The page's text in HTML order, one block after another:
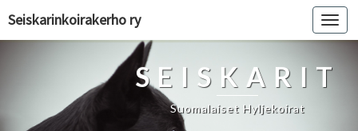
Seiskarinkoirakerho ry
SEISKARIT
Suomalaiset Hyljekoirat